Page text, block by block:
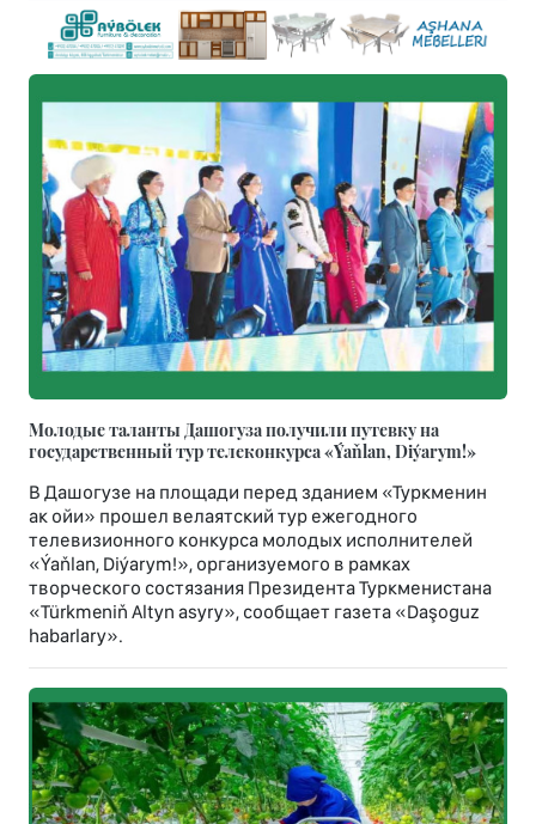
Молодые таланты Дашогуза получили путевку на
государственный тур телеконкурса «Ýaňlan, Diýarym!»
В Дашогузе на площади перед зданием «Туркменин
ак ойи» прошел велаятский тур ежегодного
телевизионного конкурса молодых исполнителей
«Ýaňlan, Diýarym!», организуемого в рамках
творческого состязания Президента Туркменистана
«Türkmeniň Altyn asyry», сообщает газета «Daşoguz
habarlary».